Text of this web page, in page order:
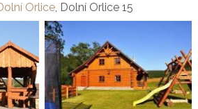
Orlice, Dolní Orlice 15